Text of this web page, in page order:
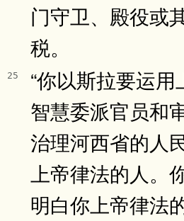
门守卫、殿役或
税。
25
“你以斯拉要运
智慧委派官员和
治理河西省的人
上帝律法的人。
明白你上帝律法